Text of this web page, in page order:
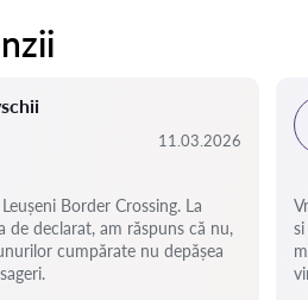
11.03.2026
Border Crossing. La
de declarat, am răspuns că nu,
cumpărate nu depășea